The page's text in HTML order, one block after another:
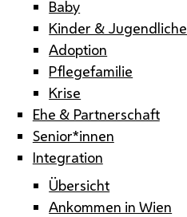
Baby
Kinder & Jugendliche
Adoption
Pflegefamilie
Krise
Ehe & Partnerschaft
Senior*innen
Integration
Übersicht
Ankommen in Wien